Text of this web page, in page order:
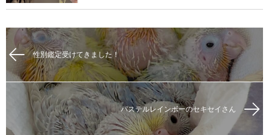
性別鑑定受けてきました！
パステルレインボーのセキセイさん